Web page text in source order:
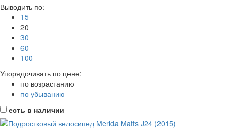
Выводить по:
15
20
30
60
100
Упорядочивать по цене:
по возрастанию
по убыванию
есть в наличии